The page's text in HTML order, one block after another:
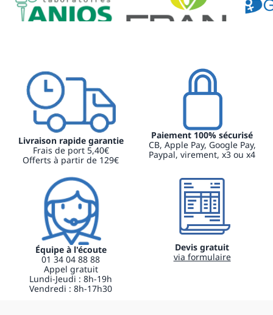
Livraison rapide garantie
Frais de port 5,40€
Offerts à partir de 129€
Paiement 100% sécurisé
CB, Apple Pay, Google Pay,
Paypal, virement, x3 ou x4
Équipe à l'écoute
01 34 04 88 88
Appel gratuit
Lundi-Jeudi : 8h-19h
Vendredi : 8h-17h30
Devis gratuit
via formulaire